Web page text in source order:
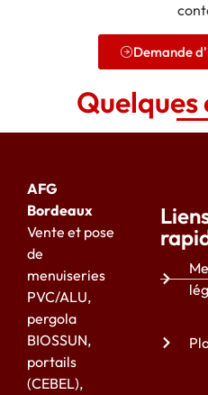
Demande
Quelques
AFG
Bordeaux
Vente et pose
de
menuiseries
PVC/ALU,
pergola
BIOSSUN,
portails
(CEBEL),